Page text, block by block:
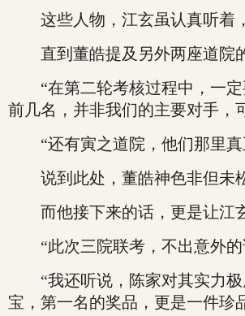
这些人物，江玄虽认真听着，
直到董皓提及另外两座道院的
“在第二轮考核过程中，一定
前几名，并非我们的主要对手，
“还有寅之道院，他们那里真
说到此处，董皓神色非但未松
而他接下来的话，更是让江玄
“此次三院联考，不出意外的
“我还听说，陈家对其实力极
宝，第一名的奖品，更是一件珍